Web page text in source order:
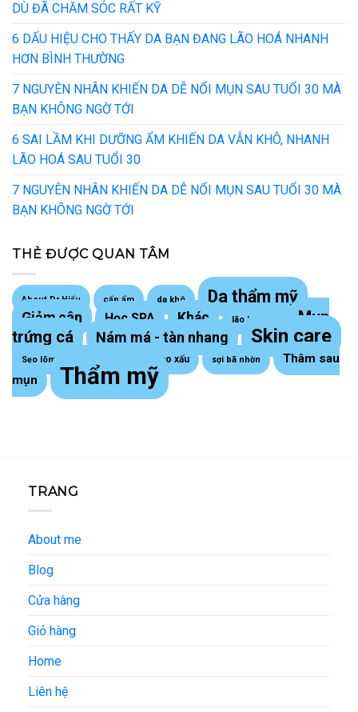
DÙ ĐÃ CHĂM SÓC RẤT KỸ
6 DẤU HIỆU CHO THẤY DA BẠN ĐANG LÃO HOÁ NHANH
HƠN BÌNH THƯỜNG
7 NGUYÊN NHÂN KHIẾN DA DỄ NỔI MỤN SAU TUỔI 30 MÀ
BẠN KHÔNG NGỜ TỚI
6 SAI LẦM KHI DƯỠNG ẨM KHIẾN DA VẪN KHÔ, NHANH
LÃO HOÁ SAU TUỔI 30
7 NGUYÊN NHÂN KHIẾN DA DỄ NỔI MỤN SAU TUỔI 30 MÀ
BẠN KHÔNG NGỜ TỚI
THẺ ĐƯỢC QUAN TÂM
About Dr Hiếu cấp ẩm da khô Da thẩm mỹ
Giảm cân Học SPA Khác lão hoá da
Mụn
trứng cá
Nám má - tàn nhang Skin care
Sẹo lõm trứng cá Sẹo lồi - sẹo xấu sợi bã nhờn
Thâm sau
mụn
Thẩm mỹ
TRANG
About me
Blog
Cửa hàng
Giỏ hàng
Home
Liên hệ